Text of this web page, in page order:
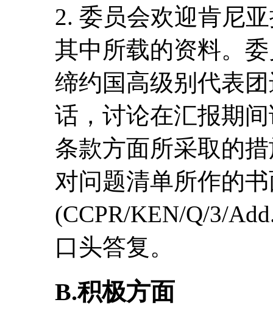
2. 委员会欢迎肯尼
其中所载的资料。
缔约国高级别代表
话，讨论在汇报期
条款方面所采取的
对问题清单所作的
(CCPR/KEN/Q/3/
口头答复。
B.积极方面